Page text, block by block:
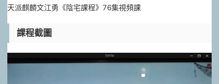
天派麒麟文江勇《陰宅課程》76集視頻課
課程截圖